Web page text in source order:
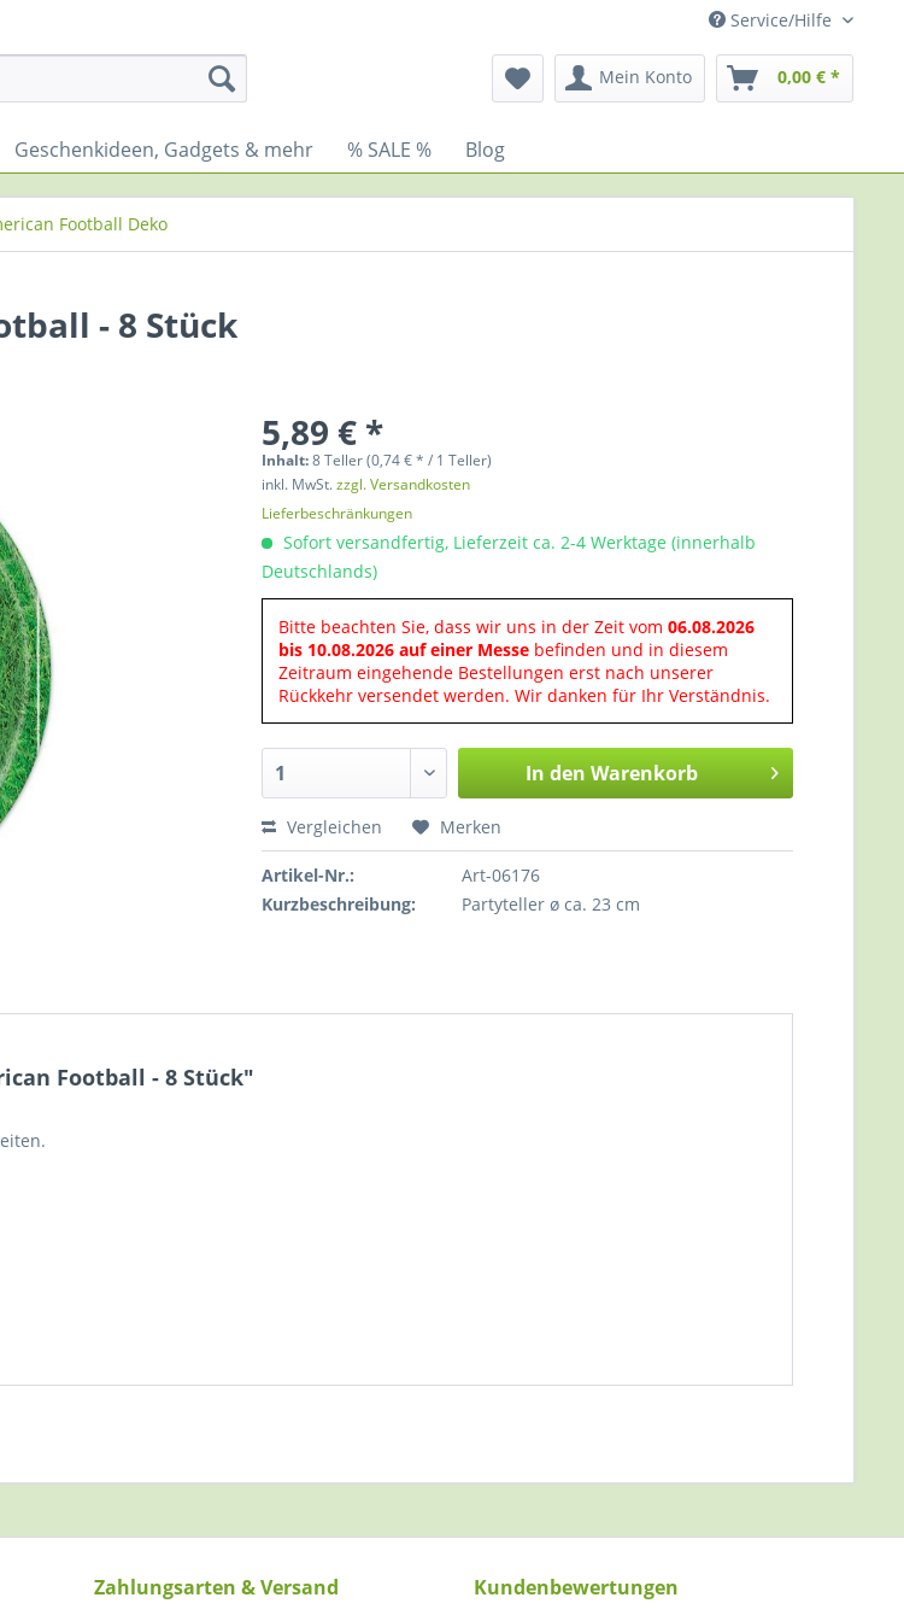
Service/Hilfe
Mein Konto 0,00 € *
Geschenkideen, Gadgets & mehr % SALE % Blog
Football Deko
- 8 Stück
5,89 € *
Inhalt:8 Teller (0,74 € * / 1 Teller)
inkl. MwSt.zzgl. Versandkosten
Lieferbeschränkungen
Sofort versandfertig, Lieferzeit ca. 2-4 Werktage (innerhalb
Deutschlands)
Bitte beachten Sie, dass wir uns in der Zeit vom06.08.2026
bis 10.08.2026 auf einer Messe befinden und in diesem
Zeitraum eingehende Bestellungen erst nach unserer
Rückkehr versendet werden. Wir danken für Ihr Verständnis.
In den Warenkorb
Vergleichen Merken
Artikel-Nr.:
Art-06176
Kurzbeschreibung:
Partyteller ø ca. 23 cm
Football - 8 Stück"
Zahlungsarten & Versand Kundenbewertungen